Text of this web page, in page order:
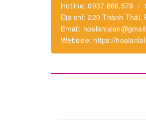
Hotline: 0937.866.579 -
Địa chỉ: 220 Thành Thái,
Email:
Webside: https://